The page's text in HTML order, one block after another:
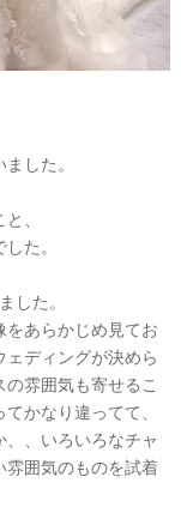
した。
、
た。
した。
あらかじめ見てお
ディングが決めら
雰囲気も寄せるこ
かなり違ってて、
、いろいろなチャ
囲気のものを試着